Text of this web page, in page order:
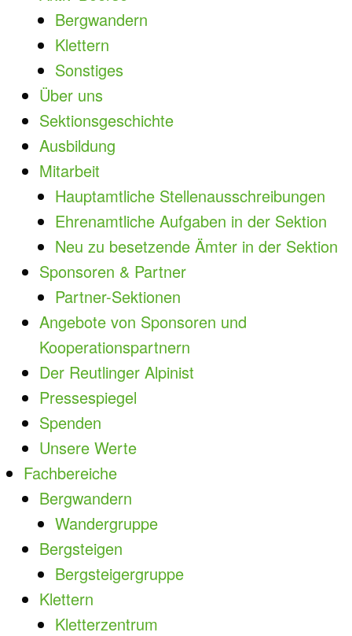
Bergwandern
Klettern
Sonstiges
Über uns
Sektionsgeschichte
Ausbildung
Mitarbeit
Hauptamtliche Stellenausschreibungen
Ehrenamtliche Aufgaben in der Sektion
Neu zu besetzende Ämter in der Sektion
Sponsoren & Partner
Partner-Sektionen
Angebote von Sponsoren und
Kooperationspartnern
Der Reutlinger Alpinist
Pressespiegel
Spenden
Unsere Werte
Fachbereiche
Bergwandern
Wandergruppe
Bergsteigen
Bergsteigergruppe
Klettern
Kletterzentrum